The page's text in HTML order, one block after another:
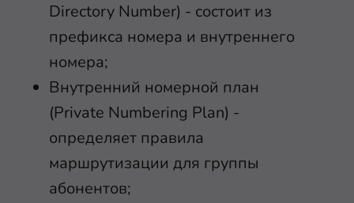
Directory Number) - состоит из
префикса номера и внутреннего
номера;
Внутренний номерной план
(Private Numbering Plan) -
определяет правила
маршрутизации для группы
абонентов;